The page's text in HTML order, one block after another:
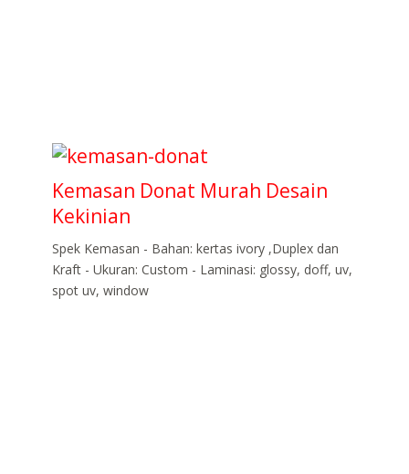
Kemasan Donat Murah Desain
Kekinian
Spek Kemasan - Bahan: kertas ivory ,Duplex dan
Kraft - Ukuran: Custom - Laminasi: glossy, doff, uv,
spot uv, window